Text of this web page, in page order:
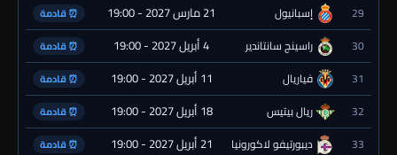
29 إسبانيول 21 مارس 2027 - 19:00 ⏰ قادمة
30 راسينج سانتاندير 4 أبريل 2027 - 19:00 ⏰ قادمة
31 فياريال 11 أبريل 2027 - 19:00 ⏰ قادمة
32 ريال بيتيس 18 أبريل 2027 - 19:00 ⏰ قادمة
33 ديبورتيفو لاكورونيا 21 أبريل 2027 - 19:00 ⏰ قادمة